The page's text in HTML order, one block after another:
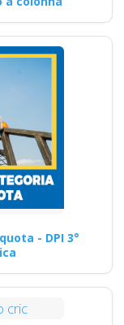
- DPI 3°